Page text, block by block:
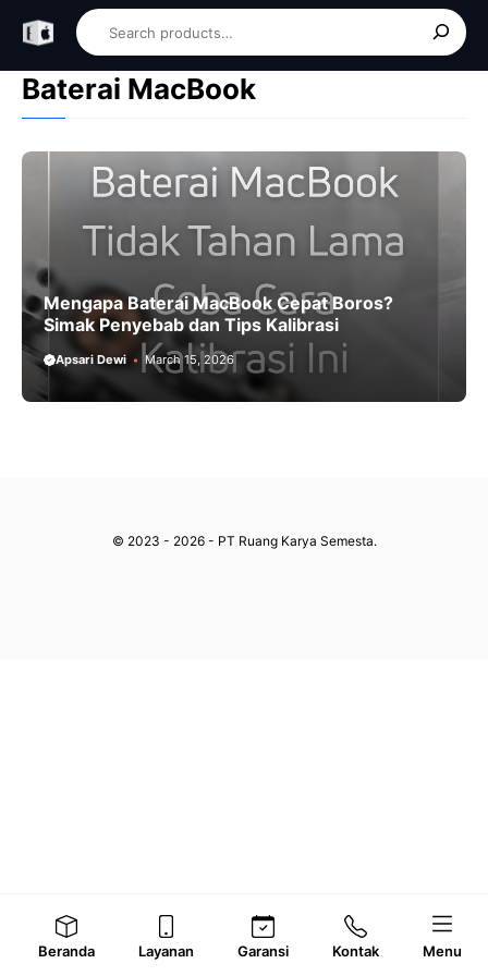
content
Baterai MacBook
Mengapa Baterai MacBook Cepat Boros?
Simak Penyebab dan Tips Kalibrasi
Apsari Dewi March 15, 2026
© 2023 - 2026 - PT Ruang Karya Semesta.
Beranda Layanan Garansi Kontak Menu